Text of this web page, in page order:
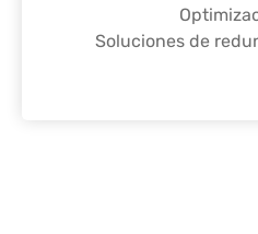
Soluciones de